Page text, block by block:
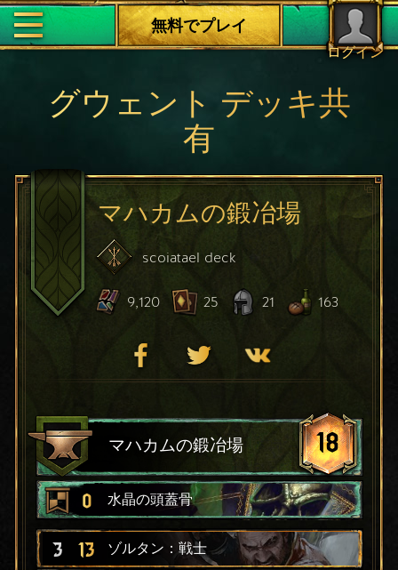
ログイン
無料でプレイ
グウェント デッキ共
有
マハカムの鍛冶場
scoiatael deck
9,120 25 21 163
マハカムの鍛冶場 18
0 水晶の頭蓋骨
3 13 ゾルタン：戦士